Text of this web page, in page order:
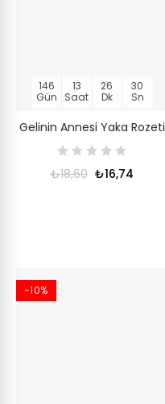
146
Gün
13
Saat
26
Dk
30
Sn
Gelinin Annesi Yaka Rozeti
₺18,60 ₺16,74
-10%